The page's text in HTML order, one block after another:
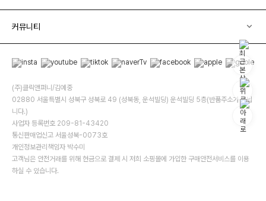
커뮤니티
(주)클릭앤퍼니/김예중
02880 서울특별시 성북구 성북로 49 (성북동, 운석빌딩) 운석빌딩 5층(반품주소가 아닙
니다.)
사업자 등록번호 209-81-43420
통신판매업신고 서울성북-0073호
개인정보관리책임자 박수미
고객님은 안전거래를 위해 현금으로 결제 시 저희 소핑몰에 가입한 구매안전서비스를 이용
하실 수 있습니다.